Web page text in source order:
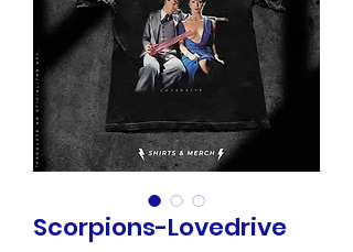
Scorpions-Lovedrive